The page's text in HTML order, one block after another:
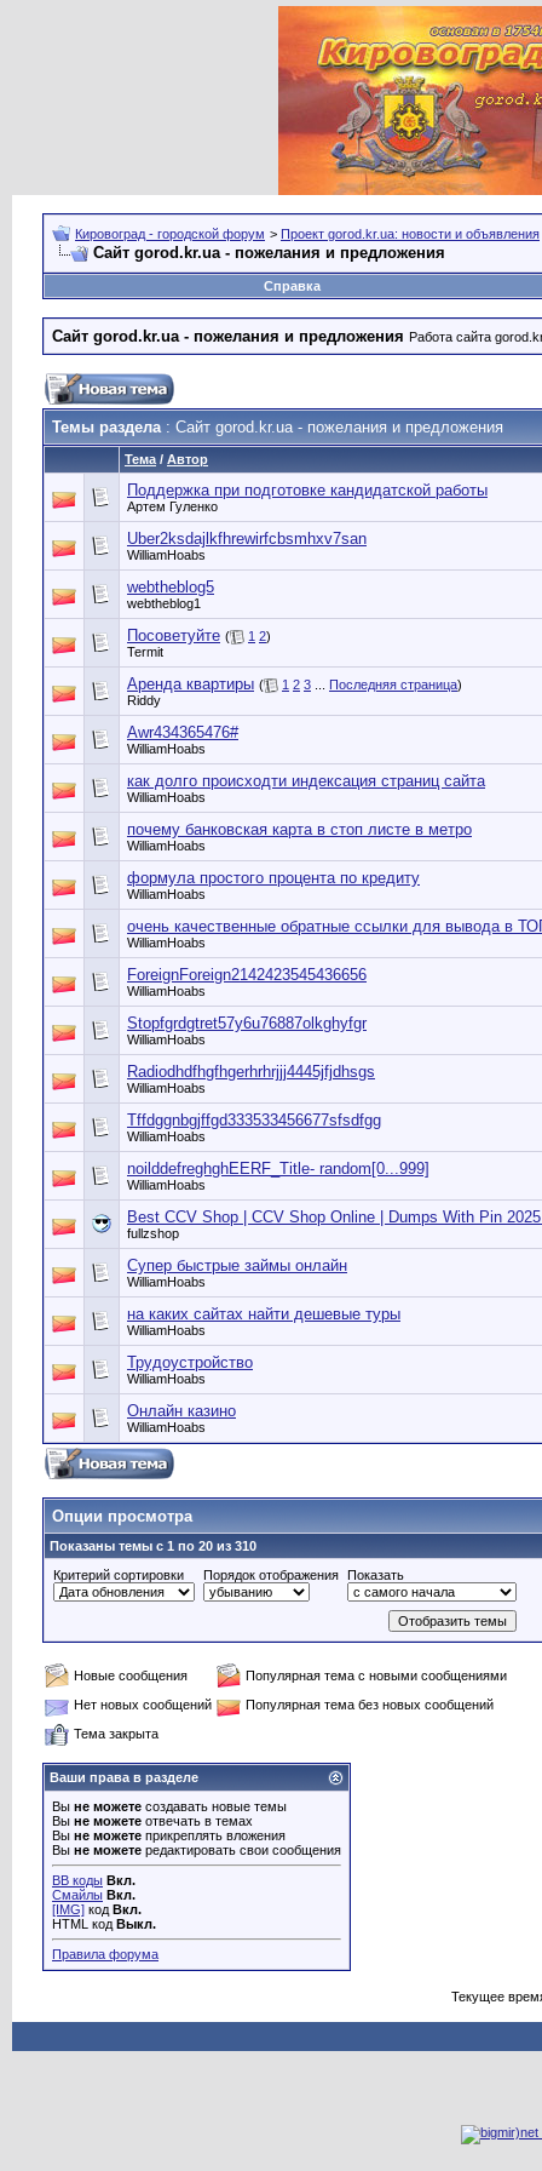
Кировоград - городской форум > Проект gorod.kr.ua: новости и объявления
Сайт gorod.kr.ua - пожелания и предложения
Справка
Сайт gorod.kr.ua - пожелания и предложения Работа сайта
Темы раздела: Сайт gorod.kr.ua - пожелания и предложения
Тема / Автор
Поддержка при подготовке кандидатской работы
Артем Гуленко
Uber2ksdajlkfhrewirfcbsmhxv7san
WilliamHoabs
webtheblog5
webtheblog1
Посоветуйте ( 1 2)
Termit
Аренда квартиры ( 1 2 3 Последняя страница)
Riddy
Awr434365476#
WilliamHoabs
как долго происходти индексация страниц сайта
WilliamHoabs
почему банковская карта в стоп листе в метро
WilliamHoabs
формула простого процента по кредиту
WilliamHoabs
очень качественные обратные ссылки для вывода в
WilliamHoabs
ForeignForeign2142423545436656
WilliamHoabs
Stopfgrdgtret57y6u76887olkghyfgr
WilliamHoabs
Radiodhdfhgfhgerhrhrjjj4445jfjdhsgs
WilliamHoabs
Tffdggnbgjffgd333533456677sfsdfgg
WilliamHoabs
noilddefreghghEERF_Title- random[0...999]
WilliamHoabs
Best CCV Shop | CCV Shop Online | Dumps With Pin
fullzshop
Супер быстрые займы онлайн
WilliamHoabs
на каких сайтах найти дешевые туры
WilliamHoabs
Трудоустройство
WilliamHoabs
Онлайн казино
WilliamHoabs
Опции просмотра
Показаны темы с 1 по 20 из 310
Критерий сортировки
Порядок отображения Показать
Новые сообщения
Популярная тема с новыми сообщениями
Нет новых сообщений
Популярная тема без новых сообщений
Тема закрыта
Ваши права в разделе
Вы не можете создавать новые темы
Вы не можете отвечать в темах
Вы не можете прикреплять вложения
Вы не можете редактировать свои сообщения
BB коды Вкл.
Смайлы Вкл.
[IMG] код Вкл.
HTML код Выкл.
Правила форума
Текущее